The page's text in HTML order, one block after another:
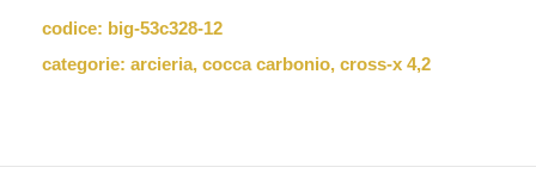
codice: big-53c328-12
categorie: arcieria, cocca carbonio, cross-x 4,2